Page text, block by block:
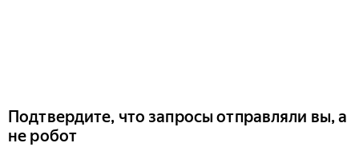
Подтвердите, что запросы отправляли вы, а
не робот